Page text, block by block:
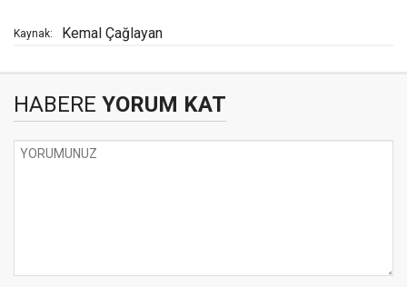
Kaynak: Kemal Çağlayan
HABERE YORUM KAT